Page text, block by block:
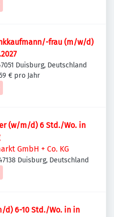
frau (m/w/d)
Duisburg, Deutschland
€ pro Jahr
(w/m/d) 6 Std./Wo. in
GmbH + Co. KG
Duisburg, Deutschland
d) 6-10 Std./Wo. in in